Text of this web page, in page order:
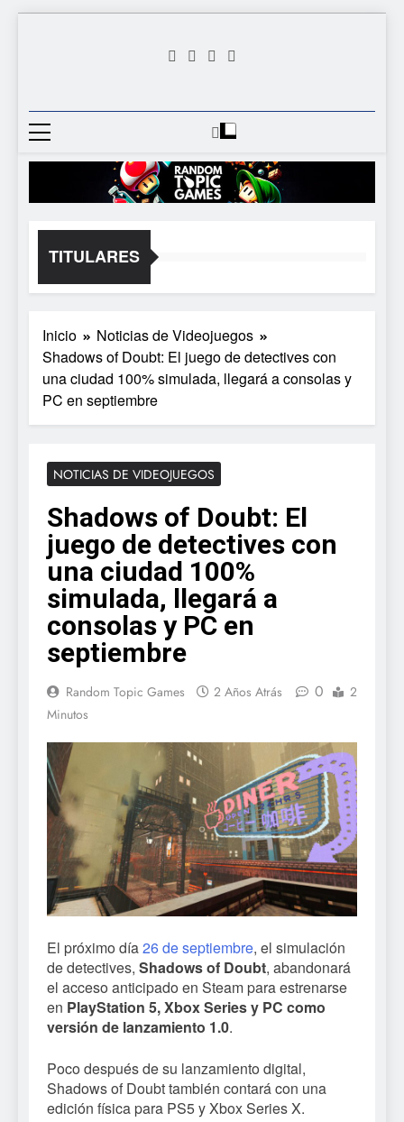
Random
Games
Videojuego Favorito
TITULARES
Inicio
Noticias de Videojuegos
Shadows of Doubt: El juego de detectives con
una ciudad 100% simulada, llegará a consolas y
PC en septiembre
NOTICIAS DE VIDEOJUEGOS
Shadows of Doubt: El
juego de detectives con
una ciudad 100%
simulada, llegará a
consolas y PC en
septiembre
Random Topic Games 2 Años Atrás 0
2
Minutos
El próximo día26 de septiembre, el simulación
de detectives, Shadows of Doubt, abandonará
el acceso anticipado en Steam para estrenarse
en PlayStation 5, Xbox Series y PC como
versión de lanzamiento 1.0.
Poco después de su lanzamiento digital,
Shadows of Doubt también contará con una
edición física para PS5 y Xbox Series X.